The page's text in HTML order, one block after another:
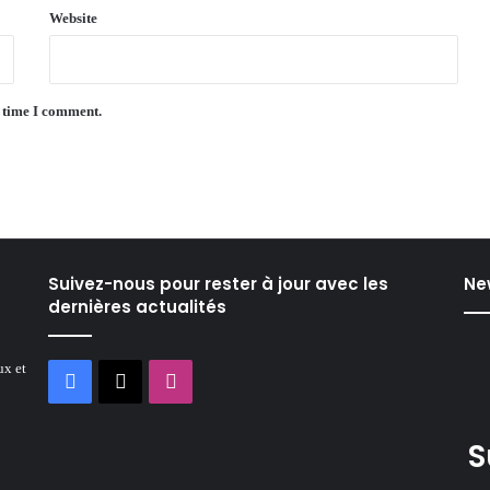
Website
I comment.
et
Suivez-nous pour rester à jour avec les
dernières actualités
Facebook
X